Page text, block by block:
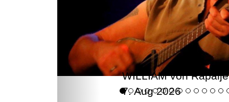
WILLIAM von Rapalje
7. Aug 2026